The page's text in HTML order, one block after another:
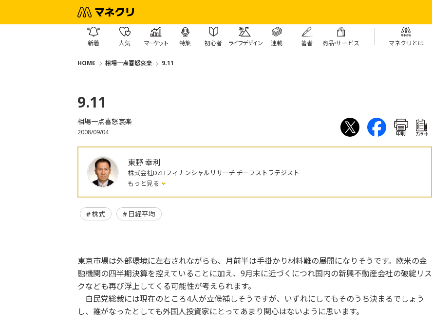
新着 人気 マーケット 特集 初心者 ライフデザイン 連載 著者 商品・サービス マネクリとは
HOME 相場一点喜怒哀楽 9.11
9.11
相場一点喜怒哀楽
2008/09/04 印刷 ｱﾝｹｰﾄ
東野 幸利
株式会社DZHフィナンシャルリサーチ チーフストラテジスト
もっと見る
株式 日経平均
東京市場は外部環境に左右されながらも、月前半は手掛かり材料難の展開になりそうです。欧米の金
融機関の四半期決算を控えていることに加え、9月末に近づくにつれ国内の新興不動産会社の破綻リス
クなども再び浮上してくる可能性が考えられます。
自民党総裁には現在のところ4人が立候補しそうですが、いずれにしてもそのうち決まるでしょう
し、誰がなったとしても外国人投資家にとってあまり関心はないように思います。